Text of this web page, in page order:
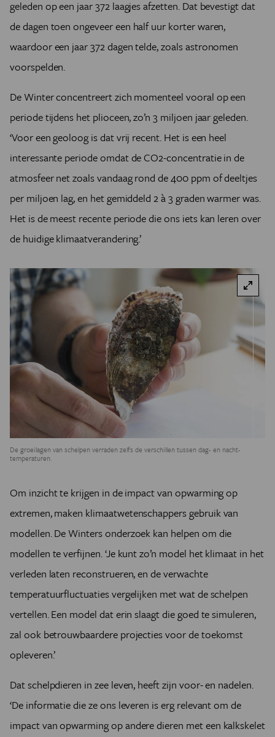
geleden op een jaar 372 laagjes afzetten. Dat bevestigt dat
de dagen toen ongeveer een half uur korter waren,
waardoor een jaar 372 dagen telde, zoals astronomen
voorspelden.
De Winter concentreert zich momenteel vooral op een
periode tijdens het plioceen, zo’n 3 miljoen jaar geleden.
‘Voor een geoloog is dat vrij recent. Het is een heel
interessante periode omdat de CO2-concentratie in de
atmosfeer net zoals vandaag rond de 400 ppm of deeltjes
per miljoen lag, en het gemiddeld 2 à 3 graden warmer was.
Het is de meest recente periode die ons iets kan leren over
de huidige klimaatverandering.’
De groeilagen van schelpen verraden zelfs de verschillen tussen dag- en nacht-
temperaturen.
Om inzicht te krijgen in de impact van opwarming op
extremen, maken klimaatwetenschappers gebruik van
modellen. De Winters onderzoek kan helpen om die
modellen te verfijnen. ‘Je kunt zo’n model het klimaat in het
verleden laten reconstrueren, en de verwachte
temperatuurfluctuaties vergelijken met wat de schelpen
vertellen. Een model dat erin slaagt die goed te simuleren,
zal ook betrouwbaardere projecties voor de toekomst
opleveren.’
Dat schelpdieren in zee leven, heeft zijn voor- en nadelen.
‘De informatie die ze ons leveren is erg relevant om de
impact van opwarming op andere dieren met een kalkskelet